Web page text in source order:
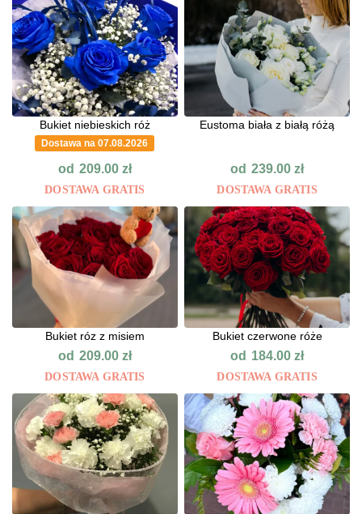
Bukiet niebieskich róż
Dostawa na 07.08.2026
od 209.00 zł
DOSTAWA GRATIS
Eustoma biała z białą różą
od 239.00zł
DOSTAWA GRATIS
Bukiet róz z misiem
od 209.00 zł
DOSTAWA GRATIS
Bukiet czerwone róże
od 184.00zł
DOSTAWA GRATIS